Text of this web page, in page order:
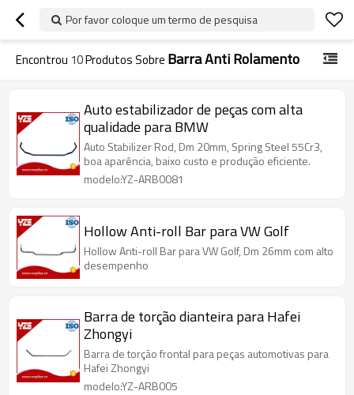
Por favor coloque um termo de pesquisa
Encontrou 10Produtos Sobre Barra Anti Rolamento
Auto estabilizador de peças com alta
qualidade para BMW
Auto Stabilizer Rod, Dm 20mm, Spring Steel 55Cr3,
boa aparência, baixo custo e produção eficiente.
modelo:YZ-ARB0081
Hollow Anti-roll Bar para VW Golf
Hollow Anti-roll Bar para VW Golf, Dm 26mm com alto
desempenho
Barra de torção dianteira para Hafei
Zhongyi
Barra de torção frontal para peças automotivas para
Hafei Zhongyi
modelo:YZ-ARB005